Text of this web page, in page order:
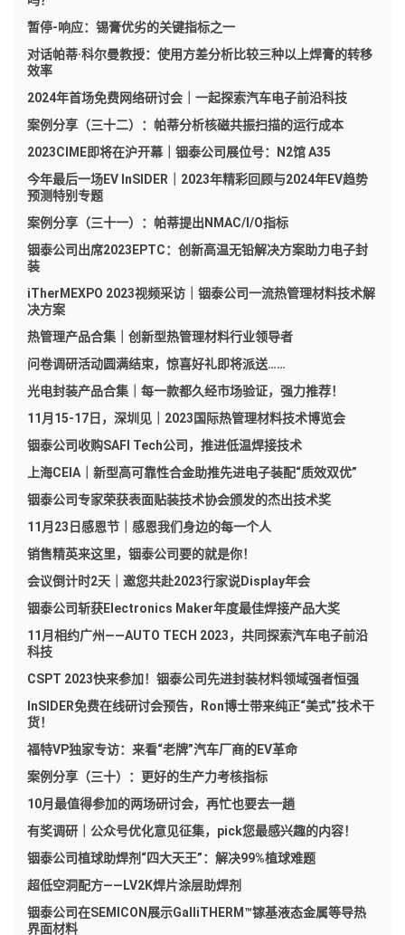
暂停-响应：锡膏优劣的关键指标之一
对话帕蒂·科尔曼教授：使用方差分析比较三种以上焊膏的转移
效率
2024年首场免费网络研讨会｜一起探索汽车电子前沿科技
案例分享（三十二）：帕蒂分析核磁共振扫描的运行成本
2023CIME即将在沪开幕｜铟泰公司展位号：N2馆 A35
今年最后一场EV InSIDER｜2023年精彩回顾与2024年EV趋势
预测特别专题
案例分享（三十一）：帕蒂提出NMAC/I/O指标
铟泰公司出席2023EPTC：创新高温无铅解决方案助力电子封
装
iTherMEXPO 2023视频采访｜铟泰公司一流热管理材料技术解
决方案
热管理产品合集｜创新型热管理材料行业领导者
问卷调研活动圆满结束，惊喜好礼即将派送……
光电封装产品合集｜每一款都久经市场验证，强力推荐！
11月15-17日，深圳见｜2023国际热管理材料技术博览会
铟泰公司收购SAFI Tech公司，推进低温焊接技术
上海CEIA｜新型高可靠性合金助推先进电子装配“质效双优”
铟泰公司专家荣获表面贴装技术协会颁发的杰出技术奖
11月23日感恩节｜感恩我们身边的每一个人
销售精英来这里，铟泰公司要的就是你！
会议倒计时2天｜邀您共赴2023行家说Display年会
铟泰公司斩获Electronics Maker年度最佳焊接产品大奖
11月相约广州——AUTO TECH 2023，共同探索汽车电子前沿
科技
CSPT 2023快来参加！铟泰公司先进封装材料领域强者恒强
InSIDER免费在线研讨会预告，Ron博士带来纯正“美式”技术干
货！
福特VP独家专访：来看“老牌”汽车厂商的EV革命
案例分享（三十）：更好的生产力考核指标
10月最值得参加的两场研讨会，再忙也要去一趟
有奖调研｜公众号优化意见征集，pick您最感兴趣的内容！
铟泰公司植球助焊剂“四大天王”：解决99%植球难题
超低空洞配方——LV2K焊片涂层助焊剂
铟泰公司在SEMICON展示GalliTHERM™镓基液态金属等导热
界面材料